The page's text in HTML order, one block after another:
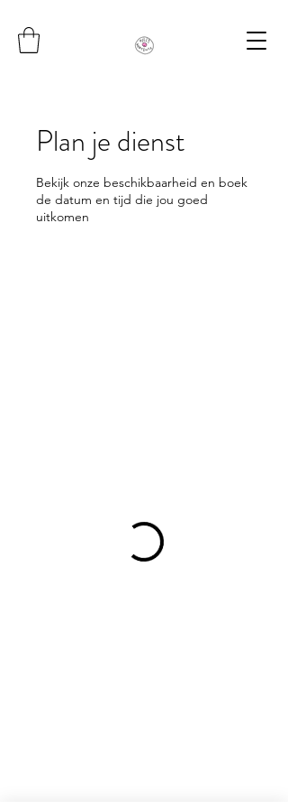
Plan je dienst
Bekijk onze beschikbaarheid en boek
de datum en tijd die jou goed
uitkomen